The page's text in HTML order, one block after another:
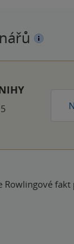
Rowlingové fakt